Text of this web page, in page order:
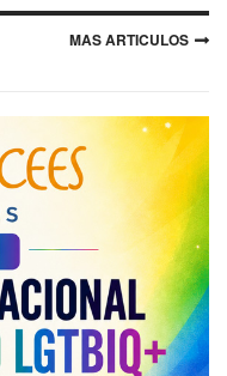
MAS ARTICULOS